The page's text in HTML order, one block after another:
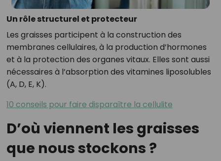
Un rôle structurel et protecteur
Les graisses participent à la construction des
membranes cellulaires, à la production d’hormones
et à la protection des organes vitaux. Elles sont aussi
nécessaires à l’absorption des vitamines liposolubles
(A, D, E, K).
10 conseils pour faire disparaître la cellulite
D’où viennent les graisses
que nous stockons ?